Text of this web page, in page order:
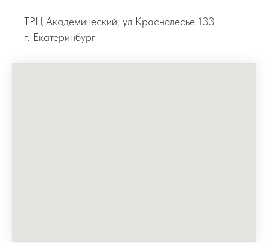
ТРЦ Академический, ул Краснолесье 133
г. Екатеринбург